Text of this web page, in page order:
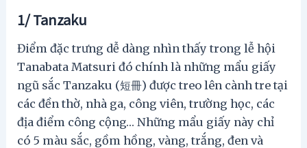
1/ Tanzaku
Điểm đặc trưng dễ dàng nhìn thấy trong lễ hội
Tanabata Matsuri đó chính là những mẩu giấy
ngũ sắc Tanzaku (短冊) được treo lên cành tre tại
các đền thờ, nhà ga, công viên, trường học, các
địa điểm công cộng… Những mẩu giấy này chỉ
có 5 màu sắc, gồm hồng, vàng, trắng, đen và